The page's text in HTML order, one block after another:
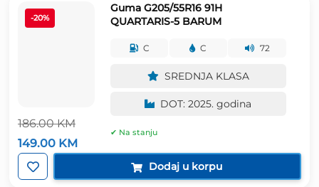
-20%
186.00KM
Izvorna
cijena
bila
je:
149.00 KM
Trenutna
cijena
149.00 KM.
Guma G205/55R16 91H
QUARTARIS-5 BARUM
C C 72
SREDNJA KLASA
DOT: 2025. godina
✔ Na stanju
Dodaj u korpu